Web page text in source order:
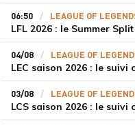
06:50 LEAGUE OF
LFL 2026 : le Summer Split
04/08 LEAGUE OF
LEC saison 2026 : le suivi
03/08 LEAGUE OF
LCS saison 2026 : le suivi